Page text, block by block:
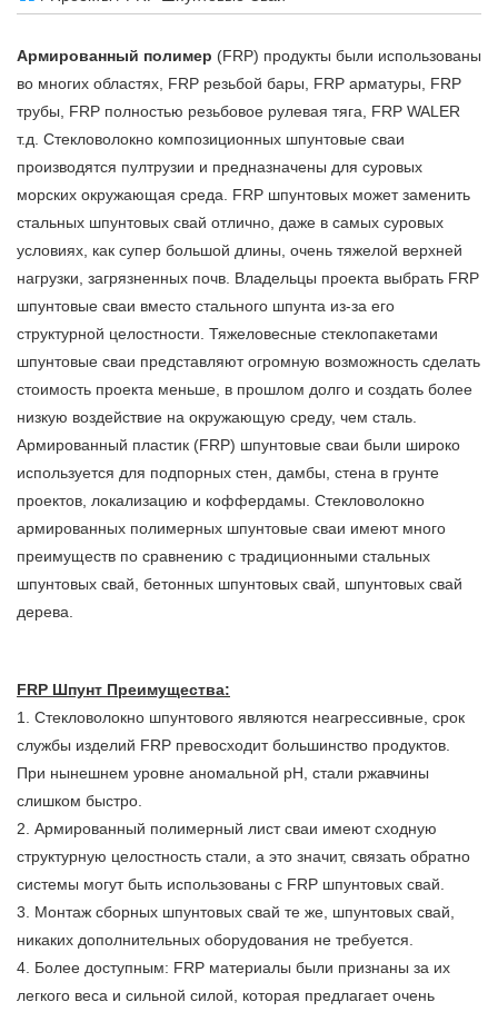
Армированный полимер (FRP) продукты были использованы
во многих областях, FRP резьбой бары, FRP арматуры, FRP
трубы, FRP полностью резьбовое рулевая тяга, FRP WALER
т.д. Стекловолокно композиционных шпунтовые сваи
производятся пултрузии и предназначены для суровых
морских окружающая среда. FRP шпунтовых может заменить
стальных шпунтовых свай отлично, даже в самых суровых
условиях, как супер большой длины, очень тяжелой верхней
нагрузки, загрязненных почв. Владельцы проекта выбрать FRP
шпунтовые сваи вместо стального шпунта из-за его
структурной целостности. Тяжеловесные стеклопакетами
шпунтовые сваи представляют огромную возможность сделать
стоимость проекта меньше, в прошлом долго и создать более
низкую воздействие на окружающую среду, чем сталь.
Армированный пластик (FRP) шпунтовые сваи были широко
используется для подпорных стен, дамбы, стена в грунте
проектов, локализацию и коффердамы. Стекловолокно
армированных полимерных шпунтовые сваи имеют много
преимуществ по сравнению с традиционными стальных
шпунтовых свай, бетонных шпунтовых свай, шпунтовых свай
дерева.
FRP Шпунт Преимущества:
1. Стекловолокно шпунтового являются неагрессивные, срок
службы изделий FRP превосходит большинство продуктов.
При нынешнем уровне аномальной рН, стали ржавчины
слишком быстро.
2. Армированный полимерный лист сваи имеют сходную
структурную целостность стали, а это значит, связать обратно
системы могут быть использованы с FRP шпунтовых свай.
3. Монтаж сборных шпунтовых свай те же, шпунтовых свай,
никаких дополнительных оборудования не требуется.
4. Более доступным: FRP материалы были признаны за их
легкого веса и сильной силой, которая предлагает очень